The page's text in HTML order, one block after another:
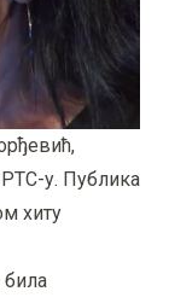
РТС-у. Публика
хиту
била